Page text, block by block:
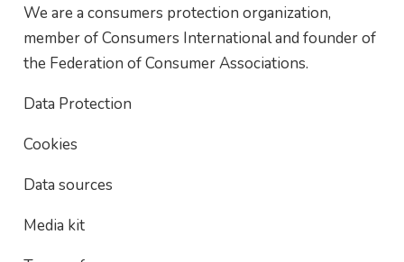
We are a consumers protection organization,
member of Consumers International and founder of
the Federation of Consumer Associations.
Data Protection
Cookies
Data sources
Media kit